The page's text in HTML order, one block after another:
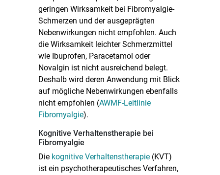
geringen Wirksamkeit bei Fibromyalgie-
Schmerzen und der ausgeprägten
Nebenwirkungen nicht empfohlen. Auch
die Wirksamkeit leichter Schmerzmittel
wie Ibuprofen, Paracetamol oder
Novalgin ist nicht ausreichend belegt.
Deshalb wird deren Anwendung mit Blick
auf mögliche Nebenwirkungen ebenfalls
nicht empfohlen (AWMF-Leitlinie
Fibromyalgie).
Kognitive Verhaltenstherapie bei
Fibromyalgie
Die kognitive Verhaltenstherapie (KVT)
ist ein psychotherapeutisches Verfahren,